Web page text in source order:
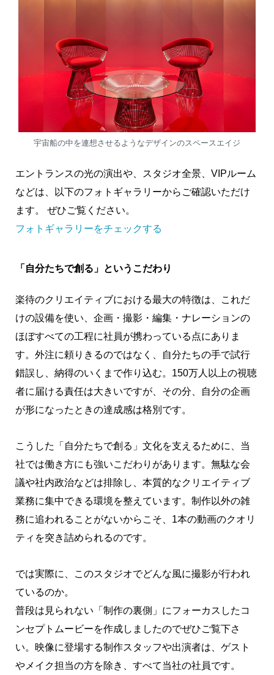
宇宙船の中を連想させるようなデザインのスペースエイジ
エントランスの光の演出や、スタジオ全景、VIPルーム
などは、以下のフォトギャラリーからご確認いただけ
ます。 ぜひご覧ください。
フォトギャラリーをチェックする
「自分たちで創る」というこだわり
楽待のクリエイティブにおける最大の特徴は、これだ
けの設備を使い、企画・撮影・編集・ナレーションの
ほぼすべての工程に社員が携わっている点にありま
す。外注に頼りきるのではなく、自分たちの手で試行
錯誤し、納得のいくまで作り込む。150万人以上の視聴
者に届ける責任は大きいですが、その分、自分の企画
が形になったときの達成感は格別です。
こうした「自分たちで創る」文化を支えるために、当
社では働き方にも強いこだわりがあります。無駄な会
議や社内政治などは排除し、本質的なクリエイティブ
業務に集中できる環境を整えています。制作以外の雑
務に追われることがないからこそ、1本の動画のクオリ
ティを突き詰められるのです。
では実際に、このスタジオでどんな風に撮影が行われ
ているのか。
普段は見られない「制作の裏側」にフォーカスしたコ
ンセプトムービーを作成しましたのでぜひご覧下さ
い。映像に登場する制作スタッフや出演者は、ゲスト
やメイク担当の方を除き、すべて当社の社員です。